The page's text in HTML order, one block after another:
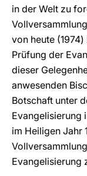
in der Welt zu
von heute
Prüfung der
dieser
anwesenden
Botschaft unter
Evangelisierung
im Heiligen Jahr
Evangelisierung